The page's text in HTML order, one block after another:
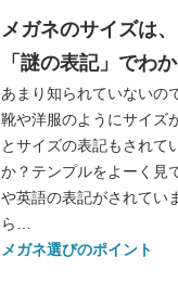
メガネのサイズは
「謎の表記」でわか
あまり知られていないの
靴や洋服のようにサイズ
とサイズの表記もされて
か？テンプルをよーく見
や英語の表記がされてい
ら…
メガネ選びのポイント